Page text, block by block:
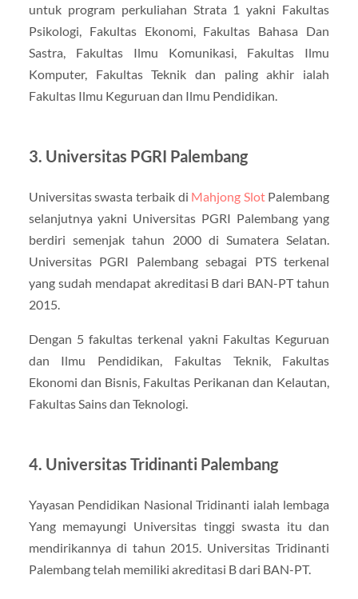
untuk program perkuliahan Strata 1 yakni Fakultas
Psikologi, Fakultas Ekonomi, Fakultas Bahasa Dan
Sastra, Fakultas Ilmu Komunikasi, Fakultas Ilmu
Komputer, Fakultas Teknik dan paling akhir ialah
Fakultas Ilmu Keguruan dan Ilmu Pendidikan.
3. Universitas PGRI Palembang
Universitas swasta terbaik di Mahjong SlotPalembang
selanjutnya yakni Universitas PGRI Palembang yang
berdiri semenjak tahun 2000 di Sumatera Selatan.
Universitas PGRI Palembang sebagai PTS terkenal
yang sudah mendapat akreditasi B dari BAN-PT tahun
2015.
Dengan 5 fakultas terkenal yakni Fakultas Keguruan
dan Ilmu Pendidikan, Fakultas Teknik, Fakultas
Ekonomi dan Bisnis, Fakultas Perikanan dan Kelautan,
Fakultas Sains dan Teknologi.
4. Universitas Tridinanti Palembang
Yayasan Pendidikan Nasional Tridinanti ialah lembaga
Yang memayungi Universitas tinggi swasta itu dan
mendirikannya di tahun 2015. Universitas Tridinanti
Palembang telah memiliki akreditasi B dari BAN-PT.